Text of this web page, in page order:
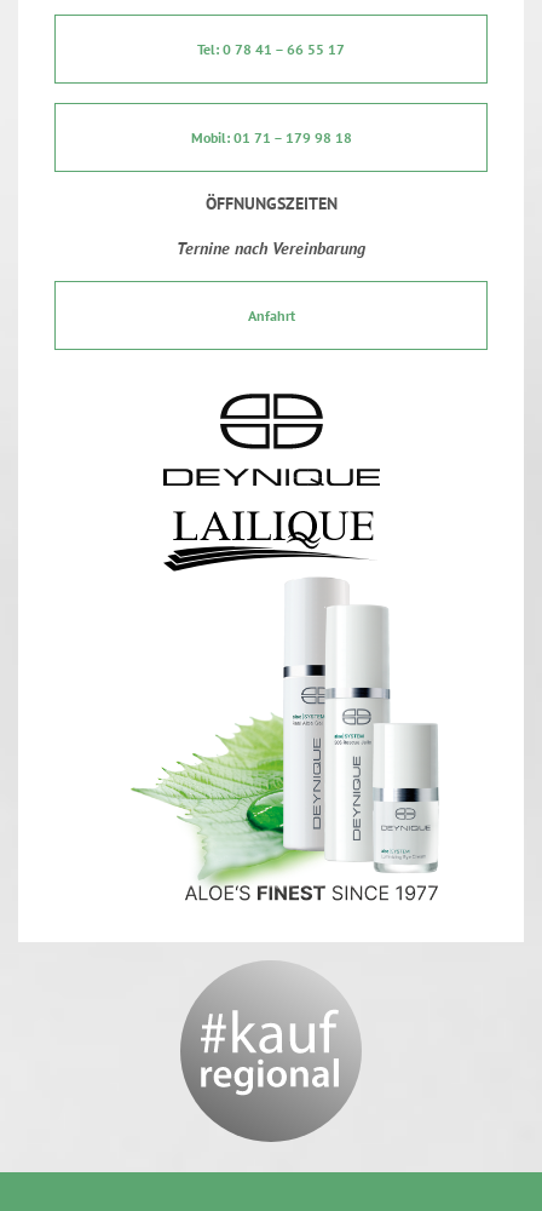
Tel: 0 78 41 – 66 55 17
Mobil: 01 71 – 179 98 18
ÖFFNUNGSZEITEN
Ternine nach Vereinbarung
Anfahrt